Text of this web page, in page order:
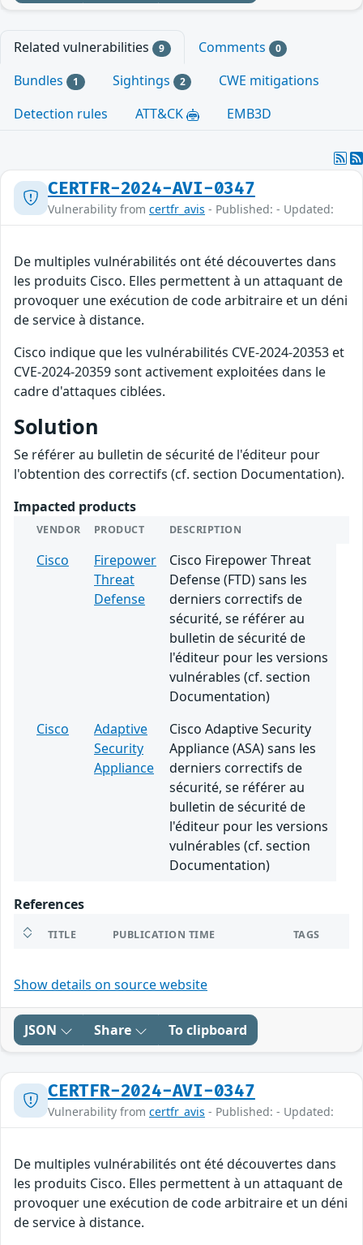
Related vulnerabilities 9 Comments 0
Bundles 1 Sightings 2
CWE mitigations
Detection rules
ATT&CK EMB3D
CERTFR-2024-AVI-0347
Vulnerability from certfr_avis - Published: - Updated:
De multiples vulnérabilités ont été découvertes dans
les produits Cisco. Elles permettent à un attaquant de
provoquer une exécution de code arbitraire et un déni
de service à distance.
Cisco indique que les vulnérabilités CVE-2024-20353 et
CVE-2024-20359 sont activement exploitées dans le
cadre d'attaques ciblées.
Solution
Se référer au bulletin de sécurité de l'éditeur pour
l'obtention des correctifs (cf. section Documentation).
Impacted products
VENDOR PRODUCT DESCRIPTION
Cisco
Firepower
Threat
Defense
Cisco Firepower Threat
Defense (FTD) sans les
derniers correctifs de
sécurité, se référer au
bulletin de sécurité de
l'éditeur pour les versions
vulnérables (cf. section
Documentation)
Cisco
Adaptive
Security
Appliance
Cisco Adaptive Security
Appliance (ASA) sans les
derniers correctifs de
sécurité, se référer au
bulletin de sécurité de
l'éditeur pour les versions
vulnérables (cf. section
Documentation)
References
TITLE PUBLICATION TIME TAGS
Show details on source website
JSON Share To clipboard
CERTFR-2024-AVI-0347
Vulnerability from certfr_avis - Published: - Updated:
De multiples vulnérabilités ont été découvertes dans
les produits Cisco. Elles permettent à un attaquant de
provoquer une exécution de code arbitraire et un déni
de service à distance.